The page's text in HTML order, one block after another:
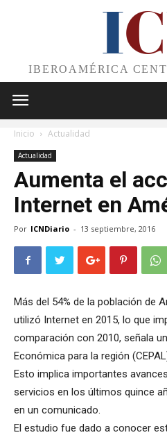
IC
IBEROAMÉRICA
Inicio Actualidad
Actualidad
Aumenta el
Internet en
Por ICNDiario - 13 septiembre, 2016
Más del 54% de la población de
utilizó Internet en 2015, lo que
comparación con 2010, señala
Económica para la región
Esto implica importantes
servicios en los últimos quince
en un comunicado.
El estudio fue dado a conocer